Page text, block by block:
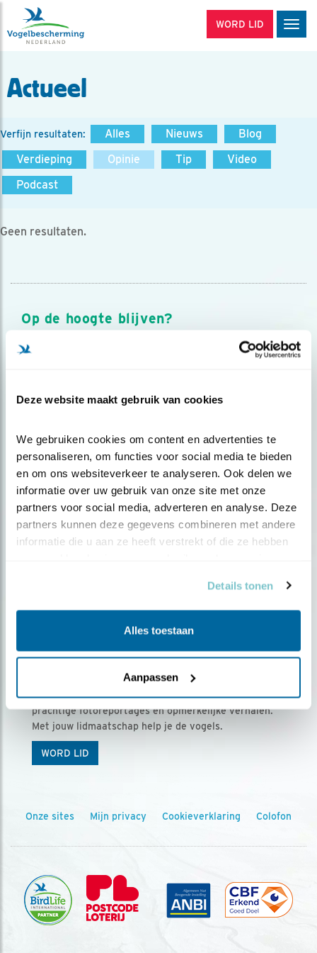
Deze website maakt gebruik van cookies
We gebruiken cookies om content en advertenties te
personaliseren, om functies voor social media te bieden
en om ons websiteverkeer te analyseren. Ook delen we
informatie over uw gebruik van onze site met onze
partners voor social media, adverteren en analyse. Deze
partners kunnen deze gegevens combineren met andere
informatie die u aan ze heeft verstrekt of die ze hebben
Details tonen
Alles toestaan
Aanpassen
WORD LID
Actueel
Verfijn resultaten: Alles Nieuws
Blog
Verdieping
Opinie Tip
Video
Podcast
Geen resultaten.
Op de hoogte blijven?
Meld je aan en ontvang nieuws, inspiratie, acties en tips
over vogels en activiteiten van Vogelbescherming.
Ontvang 5 x Vogels voor € 36,00 per jaar
Vogels is het tijdschrift voor onze leden, met
prachtige fotoreportages en opmerkelijke verhalen.
Met jouw lidmaatschap help je de vogels.
WORD LID
Onze sites Mijn privacy Cookieverklaring Colofon